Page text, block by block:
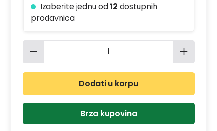
Izaberite jednu od12 dostupnih
prodavnica
Količina proizvoda: Unesite
Dodati u korpu
Brza kupovina